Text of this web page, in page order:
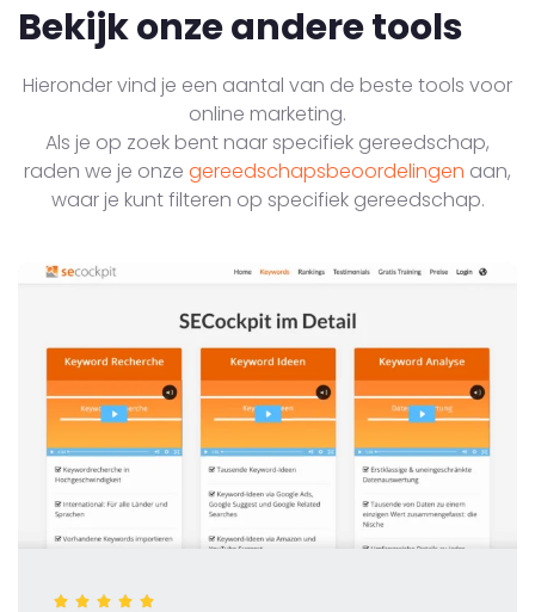
Bekijk onze andere tools
Hieronder vind je een aantal van de beste tools voor
online marketing.
Als je op zoek bent naar specifiek gereedschap,
raden we je onze gereedschapsbeoordelingen aan,
waar je kunt filteren op specifiek gereedschap.